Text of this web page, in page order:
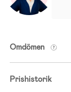
Omdömen
Prishistorik